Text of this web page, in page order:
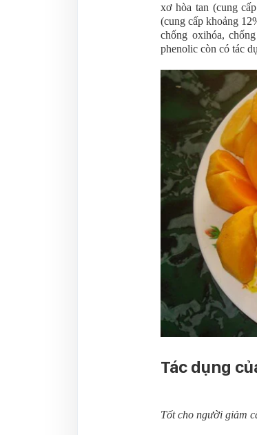
xơ hòa tan (cung
(cung cấp khoảng
chống oxihóa,
phenolic còn có tác
Tác dụng
Tốt cho người giảm